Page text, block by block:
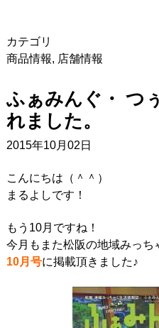
カテゴリ
商品情報, 店舗情報
ふぁみんぐ・ つ
れました。
2015年10月02日
こんにちは（＾＾）
まるよしです！
もう10月ですね！
今月もまた松阪の地域みっち
10月号に掲載頂きました♪